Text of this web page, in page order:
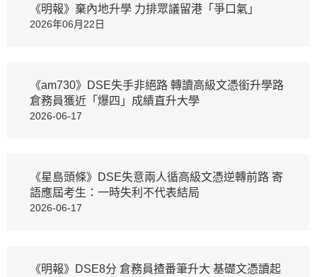
《明報》棄內地升學 力排眾議留港「爭口氣」
2026年06月22日
《am730》DSE失手非絕路 轉讀高級文憑銜升學路
倉務員獲近「爆四」成績直升大學
2026-06-17
《星島頭條》DSE失意兩人循高級文憑逆轉前路 寄
語應屆考生：一時失利不代表結局
2026-06-17
《明報》DSE8分 倉務員揸番筆升大 基礎文憑讀起